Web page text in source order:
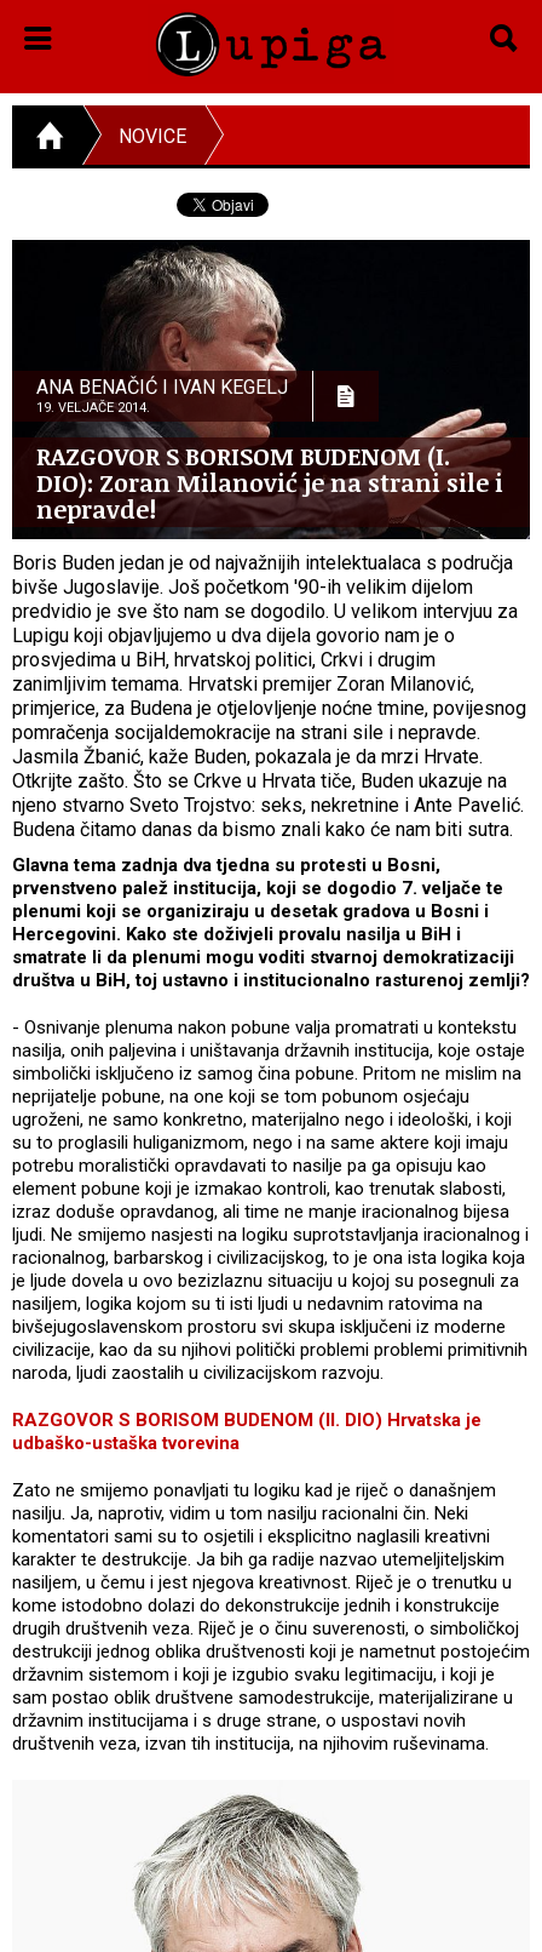
NOVICE
ANA BENAČIĆ I IVAN KEGELJ
19. VELJAČE 2014.
RAZGOVOR S BORISOM BUDENOM (I.
DIO): Zoran Milanović je na strani sile i
nepravde!
Boris Buden jedan je od najvažnijih intelektualaca s područja
bivše Jugoslavije. Još početkom '90-ih velikim dijelom
predvidio je sve što nam se dogodilo. U velikom intervjuu za
Lupigu koji objavljujemo u dva dijela govorio nam je o
prosvjedima u BiH, hrvatskoj politici, Crkvi i drugim
zanimljivim temama. Hrvatski premijer Zoran Milanović,
primjerice, za Budena je otjelovljenje noćne tmine, povijesnog
pomračenja socijaldemokracije na strani sile i nepravde.
Jasmila Žbanić, kaže Buden, pokazala je da mrzi Hrvate.
Otkrijte zašto. Što se Crkve u Hrvata tiče, Buden ukazuje na
njeno stvarno Sveto Trojstvo: seks, nekretnine i Ante Pavelić.
Budena čitamo danas da bismo znali kako će nam biti sutra.
Glavna tema zadnja dva tjedna su protesti u Bosni,
prvenstveno palež institucija, koji se dogodio 7. veljače te
plenumi koji se organiziraju u desetak gradova u Bosni i
Hercegovini. Kako ste doživjeli provalu nasilja u BiH i
smatrate li da plenumi mogu voditi stvarnoj demokratizaciji
društva u BiH, toj ustavno i institucionalno rasturenoj zemlji?
- Osnivanje plenuma nakon pobune valja promatrati u kontekstu
nasilja, onih paljevina i uništavanja državnih institucija, koje ostaje
simbolički isključeno iz samog čina pobune. Pritom ne mislim na
neprijatelje pobune, na one koji se tom pobunom osjećaju
ugroženi, ne samo konkretno, materijalno nego i ideološki, i koji
su to proglasili huliganizmom, nego i na same aktere koji imaju
potrebu moralistički opravdavati to nasilje pa ga opisuju kao
element pobune koji je izmakao kontroli, kao trenutak slabosti,
izraz doduše opravdanog, ali time ne manje iracionalnog bijesa
ljudi. Ne smijemo nasjesti na logiku suprotstavljanja iracionalnog i
racionalnog, barbarskog i civilizacijskog, to je ona ista logika koja
je ljude dovela u ovo bezizlaznu situaciju u kojoj su posegnuli za
nasiljem, logika kojom su ti isti ljudi u nedavnim ratovima na
bivšejugoslavenskom prostoru svi skupa isključeni iz moderne
civilizacije, kao da su njihovi politički problemi problemi primitivnih
naroda, ljudi zaostalih u civilizacijskom razvoju.
RAZGOVOR S BORISOM BUDENOM (II. DIO) Hrvatska je
udbaško-ustaška tvorevina
Zato ne smijemo ponavljati tu logiku kad je riječ o današnjem
nasilju. Ja, naprotiv, vidim u tom nasilju racionalni čin. Neki
komentatori sami su to osjetili i eksplicitno naglasili kreativni
karakter te destrukcije. Ja bih ga radije nazvao utemeljiteljskim
nasiljem, u čemu i jest njegova kreativnost. Riječ je o trenutku u
kome istodobno dolazi do dekonstrukcije jednih i konstrukcije
drugih društvenih veza. Riječ je o činu suverenosti, o simboličkoj
destrukciji jednog oblika društvenosti koji je nametnut postojećim
državnim sistemom i koji je izgubio svaku legitimaciju, i koji je
sam postao oblik društvene samodestrukcije, materijalizirane u
državnim institucijama i s druge strane, o uspostavi novih
društvenih veza, izvan tih institucija, na njihovim ruševinama.